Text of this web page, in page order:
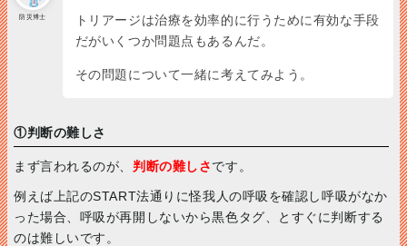
防災博士
トリアージは治療を効率的に行うために有効な手段
だがいくつか問題点もあるんだ。
その問題について一緒に考えてみよう。
①判断の難しさ
まず言われるのが、 判断の難しさです。
例えば上記のSTART法通りに怪我人の呼吸を確認し呼吸がなか
った場合、呼吸が再開しないから黒色タグ、とすぐに判断する
のは難しいです。